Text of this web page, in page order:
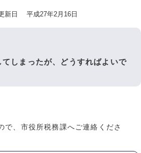
日 平成27年2月16日
しまったが、どうすればよいで
で、市役所税務課へご連絡くださ